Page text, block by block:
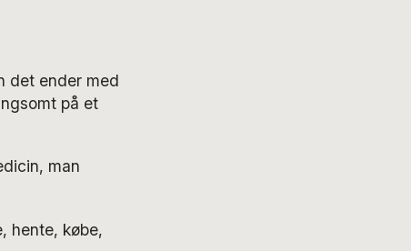
det ender med
på et
man
hente, købe,